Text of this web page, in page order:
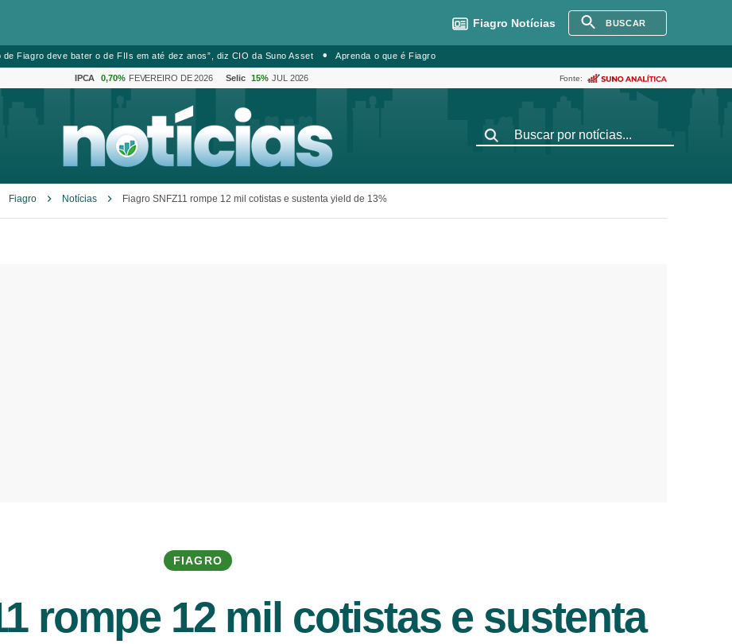
Fiagro Notícias BUSCAR
de Fiagro deve bater o de FIIs em até dez anos”, diz CIO da Suno Asset Aprenda o que é Fiagro
IPCA 0,70% FEVEREIRO DE 2026 Selic 15% JUL 2026 Fonte:
Fiagro Notícias Fiagro SNFZ11 rompe 12 mil cotistas e sustenta yield de 13%
FIAGRO
rompe 12 mil cotistas e sustenta